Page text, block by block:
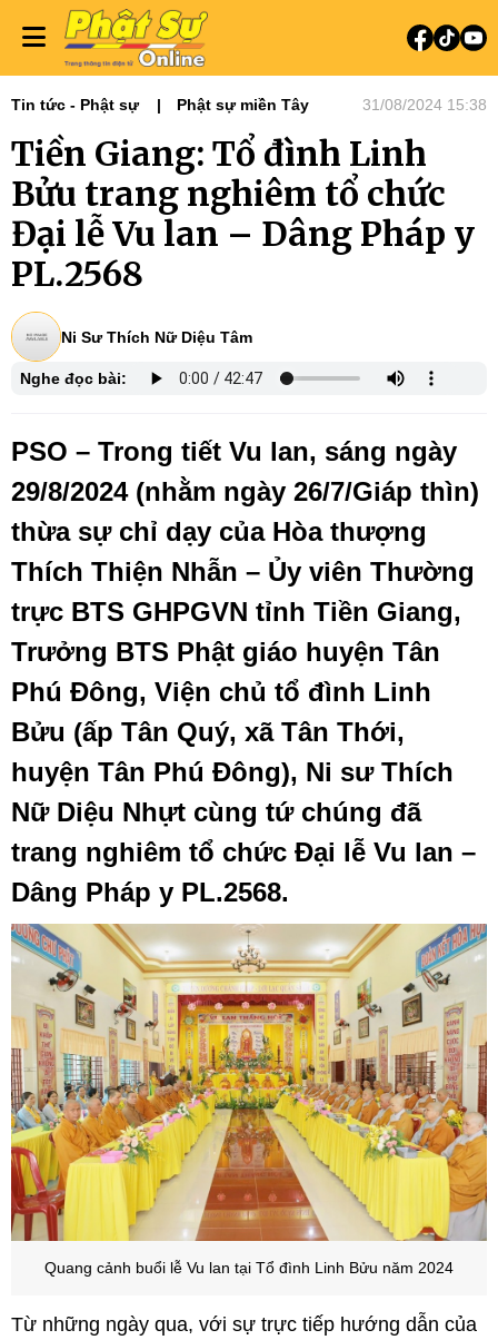
Tin tức - Phật sự Phật sự miền Tây 31/08/2024 15:38
Tiền Giang: Tổ đình Linh
Bửu trang nghiêm tổ chức
Đại lễ Vu lan – Dâng Pháp y
PL.2568
Ni Sư Thích Nữ Diệu Tâm
Nghe đọc bài:
PSO – Trong tiết Vu lan, sáng ngày
29/8/2024 (nhằm ngày 26/7/Giáp thìn)
thừa sự chỉ dạy của Hòa thượng
Thích Thiện Nhẫn – Ủy viên Thường
trực BTS GHPGVN tỉnh Tiền Giang,
Trưởng BTS Phật giáo huyện Tân
Phú Đông, Viện chủ tổ đình Linh
Bửu (ấp Tân Quý, xã Tân Thới,
huyện Tân Phú Đông), Ni sư Thích
Nữ Diệu Nhựt cùng tứ chúng đã
trang nghiêm tổ chức Đại lễ Vu lan –
Dâng Pháp y PL.2568.
Quang cảnh buổi lễ Vu lan tại Tổ đình Linh Bửu năm 2024
Từ những ngày qua, với sự trực tiếp hướng dẫn của